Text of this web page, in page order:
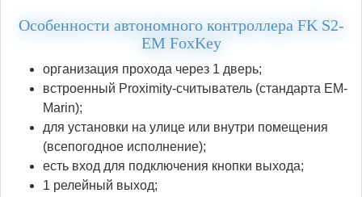
Особенности автономного контроллера FK S2-
EM FoxKey
организация прохода через 1 дверь;
встроенный Proximity-считыватель (стандарта EM-
Marin);
для установки на улице или внутри помещения
(всепогодное исполнение);
есть вход для подключения кнопки выхода;
1 релейный выход;